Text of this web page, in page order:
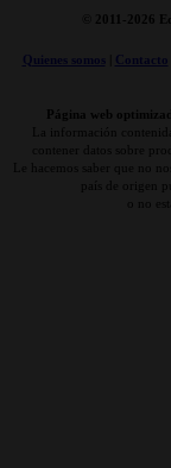
© 2011- 2026
Quienes somos| Contacto
Página web
La información
contener datos sobre
Le hacemos saber que no
país de origen
o no